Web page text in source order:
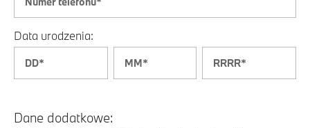
Data urodzenia:
Dane dodatkowe: